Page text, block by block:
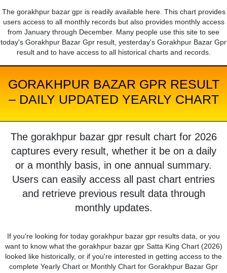
The gorakhpur bazar gpr is readily available here. This chart provides
users access to all monthly records but also provides monthly access
from January through December. Many people use this site to see
today's Gorakhpur Bazar Gpr result, yesterday's Gorakhpur Bazar Gpr
result and to have access to all historical charts and records.
GORAKHPUR BAZAR GPR RESULT
– DAILY UPDATED YEARLY CHART
The gorakhpur bazar gpr result chart for 2026
captures every result, whether it be on a daily
or a monthly basis, in one annual summary.
Users can easily access all past chart entries
and retrieve previous result data through
monthly updates.
If you're looking for today gorakhpur bazar gpr results data, or you
want to know what the gorakhpur bazar gpr Satta King Chart (2026)
looked like historically, or if you're interested in getting access to the
complete Yearly Chart or Monthly Chart for Gorakhpur Bazar Gpr